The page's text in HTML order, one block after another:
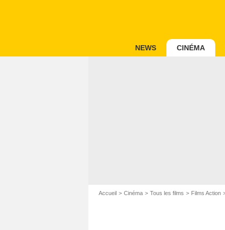
NEWS CINÉMA
Accueil Cinéma Tous les films Films Action